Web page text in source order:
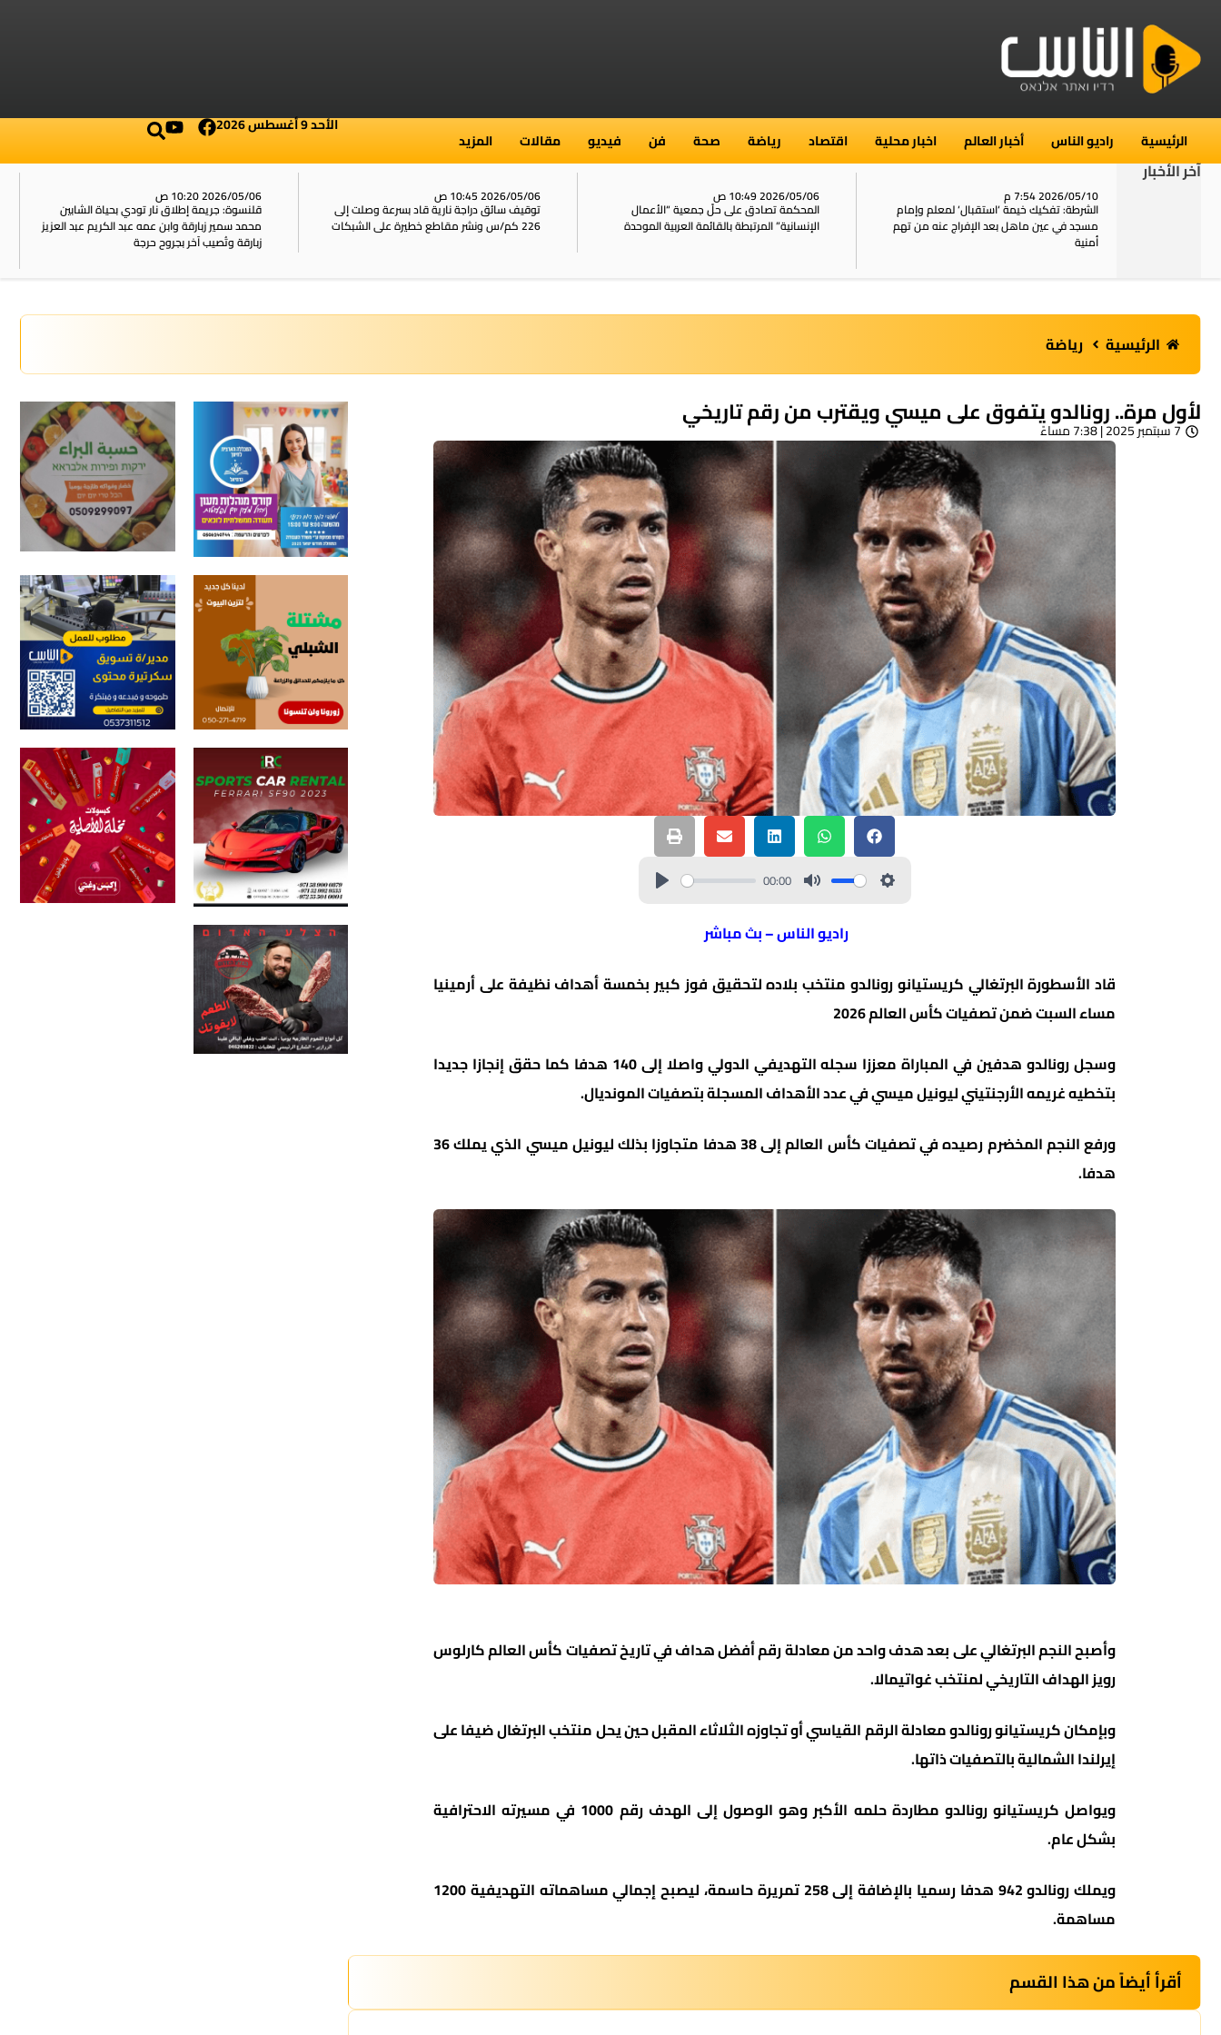
الرئيسية راديو الناس أخبار العالم اخبار محلية اقتصاد رياضة صحة فن فيديو مقالات المزيد
الأحد 9 أغسطس 2026
آخر الأخبار
2026/05/10 7:54 م
الشرطة: تفكيك خيمة ‘استقبال‘ لمعلم وإمام
مسجد في عين ماهل بعد الإفراج عنه من تهم
أمنية
2026/05/06 10:49 ص
المحكمة تصادق على حلّ جمعية “الأعمال
الإنسانية” المرتبطة بالقائمة العربية الموحدة
2026/05/06 10:45 ص
توقيف سائق دراجة نارية قاد بسرعة وصلت إلى
226 كم/س ونشر مقاطع خطيرة على الشبكات
2026/05/06 10:20 ص
قلنسوة: جريمة إطلاق نار تودي بحياة الشابين
محمد سمير زبارقة وابن عمه عبد الكريم عبد العزيز
زبارقة وتُصيب آخر بجروح حرجة
الرئيسية رياضة
لأول مرة.. رونالدو يتفوق على ميسي ويقترب من رقم تاريخي
7 سبتمبر 2025 | 7:38 مساءً
00:00
راديو الناس – بث مباشر
قاد الأسطورة البرتغالي كريستيانو رونالدو منتخب بلاده لتحقيق فوز كبير بخمسة أهداف نظيفة على أرمينيا
مساء السبت ضمن تصفيات كأس العالم 2026
وسجل رونالدو هدفين في المباراة معززا سجله التهديفي الدولي واصلا إلى 140 هدفا كما حقق إنجازا جديدا
بتخطيه غريمه الأرجنتيني ليونيل ميسي في عدد الأهداف المسجلة بتصفيات المونديال.
ورفع النجم المخضرم رصيده في تصفيات كأس العالم إلى 38 هدفا متجاوزا بذلك ليونيل ميسي الذي يملك 36
هدفا.
وأصبح النجم البرتغالي على بعد هدف واحد من معادلة رقم أفضل هداف في تاريخ تصفيات كأس العالم كارلوس
رويز الهداف التاريخي لمنتخب غواتيمالا.
وبإمكان كريستيانو رونالدو معادلة الرقم القياسي أو تجاوزه الثلاثاء المقبل حين يحل منتخب البرتغال ضيفا على
إيرلندا الشمالية بالتصفيات ذاتها.
ويواصل كريستيانو رونالدو مطاردة حلمه الأكبر وهو الوصول إلى الهدف رقم 1000 في مسيرته الاحترافية
بشكل عام.
ويملك رونالدو 942 هدفا رسميا بالإضافة إلى 258 تمريرة حاسمة، ليصبح إجمالي مساهماته التهديفية 1200
مساهمة.
أقرأ أيضاً من هذا القسم